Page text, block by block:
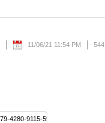
11/06/21 11:54 PM